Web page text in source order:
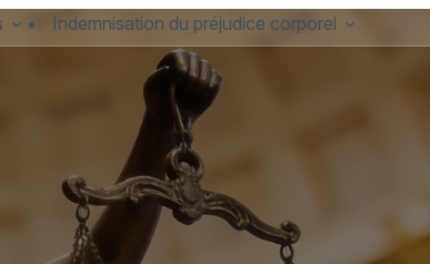
Indemnisation du préjudice corporel